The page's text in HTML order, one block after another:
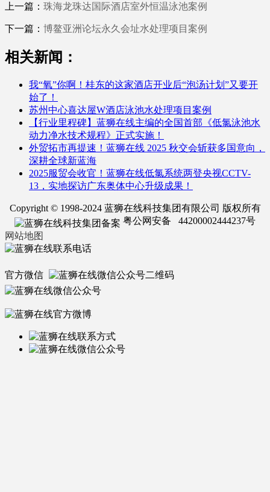
上一篇： 珠海龙珠达国际酒店室外恒温泳池案例
下一篇： 博鳌亚洲论坛永久会址水处理项目案例
相关新闻：
我“氧”你啊！桂东的这家酒店开业后“泡汤计划”又要开
始了！
苏州中心喜达屋W酒店泳池水处理项目案例
【行业里程碑】蓝狮在线主编的全国首部《低氯泳池水
动力净水技术规程》正式实施！
外贸拓市再提速！蓝狮在线 2025 秋交会斩获多国意向，
深耕全球新蓝海
2025服贸会收官！蓝狮在线低氯系统两登央视CCTV-
13，实地探访广东奥体中心升级成果！
Copyright © 1998-2024 蓝狮在线科技集团有限公司 版权所有
粤公网安备 44200002444237号
网站地图
官方微信